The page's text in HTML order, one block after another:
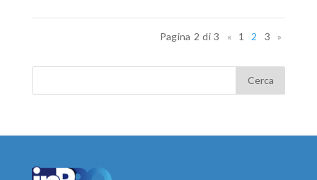
Pagina 2 di 3 « 1 2 3 »